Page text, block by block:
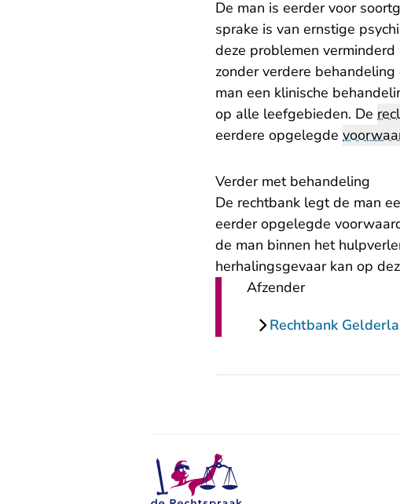
De man is eerder voor
sprake is van ernstige
deze problemen
zonder verdere
man een klinische
op alle leefgebieden. De
eerdere opgelegde
Verder met behandeling
De rechtbank legt de man
eerder opgelegde
de man binnen het
herhalingsgevaar kan op
Afzender
Rechtbank